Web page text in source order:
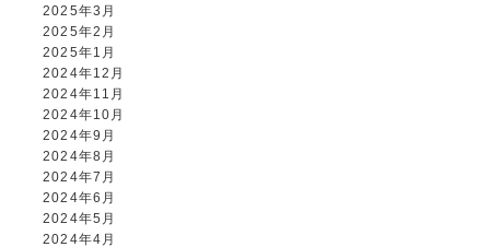
2025年3月
2025年2月
2025年1月
2024年12月
2024年11月
2024年10月
2024年9月
2024年8月
2024年7月
2024年6月
2024年5月
2024年4月